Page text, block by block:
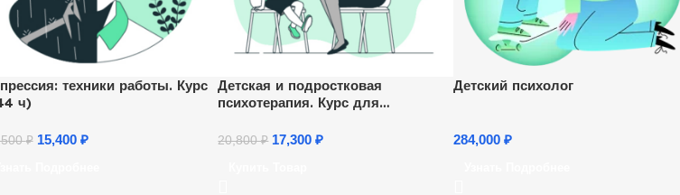
техники работы. Курс
ч)
₽ 15,400 ₽
Детская и подростковая
психотерапия. Курс для
20,800₽ 17,300₽
Детский психолог
284,000₽